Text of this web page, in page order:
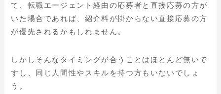
て、転職エージェント経由の応募者と直接応募の方が
いた場合であれば、紹介料が掛からない直接応募の方
が優先されるかもしれません。
しかしそんなタイミングが合うことはほとんど無いで
すし、同じ人間性やスキルを持つ方もいないでしょ
う。